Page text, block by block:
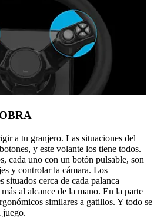
a tu granjero. Las situaciones del
y este volante los tiene todos.
cada uno con un botón pulsable, son
y controlar la cámara. Los
situados cerca de cada palanca
al alcance de la mano. En la parte
similares a gatillos. Y todo se
juego.